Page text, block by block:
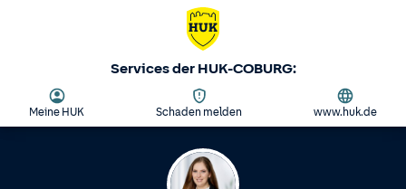
Services der HUK-COBURG:
Meine HUK Schaden melden www.huk.de